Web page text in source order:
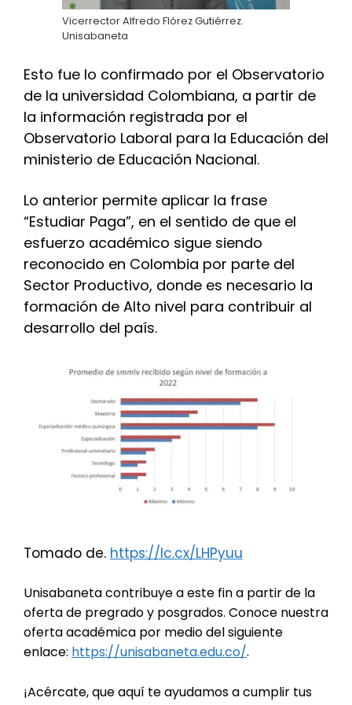
Vicerrector Alfredo Flórez Gutiérrez.
Unisabaneta
Esto fue lo confirmado por el Observatorio
de la universidad Colombiana, a partir de
la información registrada por el
Observatorio Laboral para la Educación del
ministerio de Educación Nacional.
Lo anterior permite aplicar la frase
“Estudiar Paga”, en el sentido de que el
esfuerzo académico sigue siendo
reconocido en Colombia por parte del
Sector Productivo, donde es necesario la
formación de Alto nivel para contribuir al
desarrollo del país.
Tomado de. https://lc.cx/LHPyuu
Unisabaneta contribuye a este fin a partir de la
oferta de pregrado y posgrados. Conoce nuestra
oferta académica por medio del siguiente
enlace: https://unisabaneta.edu.co/.
¡Acércate, que aquí te ayudamos a cumplir tus